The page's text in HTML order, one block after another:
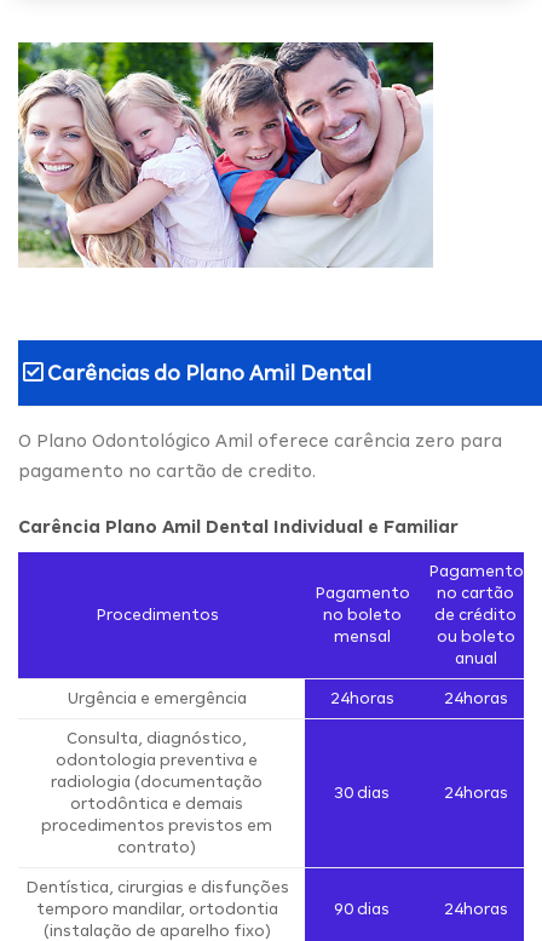
Carências do Plano Amil Dental
O Plano Odontológico Amil oferece carência zero para
pagamento no cartão de credito.
Carência Plano Amil Dental Individual e Familiar
Procedimentos
Pagamento
no boleto
mensal
Pagamento
no cartão
de crédito
ou boleto
anual
Urgência e emergência 24horas 24horas
Consulta, diagnóstico,
odontologia preventiva e
radiologia (documentação
ortodôntica e demais
procedimentos previstos em
contrato)
30 dias 24horas
Dentística, cirurgias e disfunções
temporo mandilar, ortodontia
(instalação de aparelho fixo)
90 dias 24horas